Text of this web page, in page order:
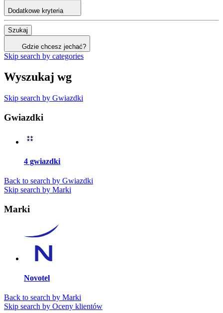
Dodatkowe kryteria
Szukaj
Gdzie chcesz jechać?
Skip search by categories
Wyszukaj wg
Skip search by Gwiazdki
Gwiazdki
4 gwiazdki
Back to search by Gwiazdki
Skip search by Marki
Marki
Novotel
Back to search by Marki
Skip search by Oceny klientów